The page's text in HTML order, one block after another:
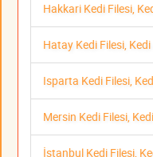
Hakkari Kedi Filesi,
Hatay Kedi Filesi,
Isparta Kedi Filesi,
Mersin Kedi Filesi,
İstanbul Kedi Filesi,